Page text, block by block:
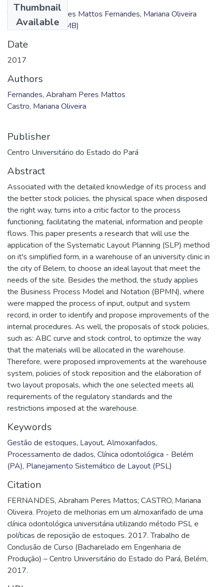
Thumbnail
Available
TC - Abraham Peres Mattos Fernandes, Mariana Oliveira
Castro.pdf(4.55 MB)
Date
2017
Authors
Fernandes, Abraham Peres Mattos
Castro, Mariana Oliveira
Publisher
Centro Universitário do Estado do Pará
Abstract
Associated with the detailed knowledge of its process and
the better stock policies, the physical space when disposed
the right way, turns into a critic factor to the process
functioning, facilitating the material, information and people
flows. This paper presents a research that will use the
application of the Systematic Layout Planning (SLP) method
on it's simplified form, in a warehouse of an university clinic in
the city of Belem, to choose an ideal layout that meet the
needs of the site. Besides the method, the study applies
the Business Process Model and Notation (BPMN), where
were mapped the process of input, output and system
record, in order to identify and propose improvements of the
internal procedures. As well, the proposals of stock policies,
such as: ABC curve and stock control, to optimize the way
that the materials will be allocated in the warehouse.
Therefore, were proposed improvements at the warehouse
system, policies of stock reposition and the elaboration of
two layout proposals, which the one selected meets all
requirements of the regulatory standards and the
restrictions imposed at the warehouse.
Keywords
Gestão de estoques, Layout, Almoxarifados,
Processamento de dados, Clínica odontológica - Belém
(PA), Planejamento Sistemático de Layout (PSL)
Citation
FERNANDES, Abraham Peres Mattos; CASTRO, Mariana
Oliveira. Projeto de melhorias em um almoxarifado de uma
clínica odontológica universitária utilizando método PSL e
políticas de reposição de estoques. 2017. Trabalho de
Conclusão de Curso (Bacharelado em Engenharia de
Produção) – Centro Universitário do Estado do Pará, Belém,
2017.